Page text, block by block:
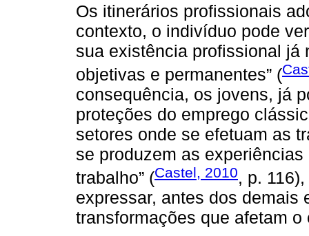
Os itinerários profissionais
contexto, o indivíduo pode
sua existência profissional já
objetivas e permanentes” (
consequência, os jovens, já
proteções do emprego
setores onde se efetuam as
se produzem as
trabalho” (Castel, 2010, p.
expressar, antes dos demais
transformações que afetam